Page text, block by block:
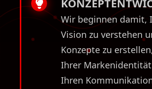
Wir beginnen damit,
Vision zu verstehen
Konzepte zu
Ihrer
Ihren